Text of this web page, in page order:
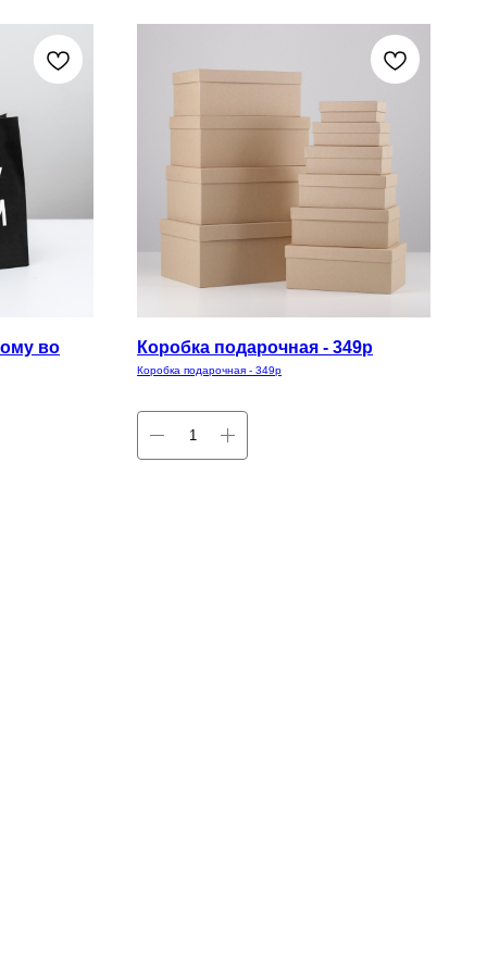
во
Коробка подарочная - 349р
Коробка подарочная - 349р